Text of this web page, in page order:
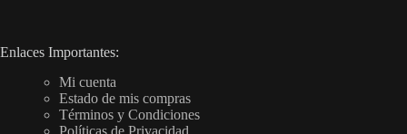
Enlaces Importantes:
Mi cuenta
Estado de mis compras
Términos y Condiciones
Políticas de Privacidad